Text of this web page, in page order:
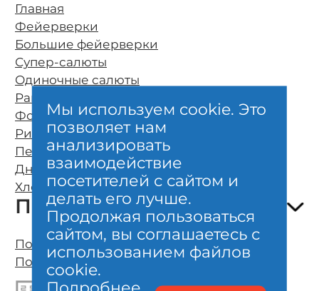
Главная
Фейерверки
Большие фейерверки
Супер-салюты
Одиночные салюты
Ракеты
Фонтаны
Римские свечи
Петарды
Дневные фейерверки
Хлопушки и бенгальские свечи
Покупателям
О компании
Оплата и бесплатная доставка
Возврат и обмен
Безопасность
Гарантии качества
Отзывы клиентов
Полезно знать о фейерверках
Организация фейерверк шоу
Личный кабинет, карта
Политика конфиденциальности
Пользовательское соглашение
Мы используем cookie. Это
позволяет нам
анализировать
взаимодействие
посетителей с сайтом и
делать его лучше.
Продолжая пользоваться
сайтом, вы соглашаетесь с
использованием файлов
cookie.